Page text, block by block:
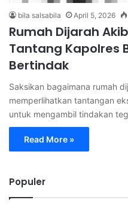
bila salsabila April 5, 2026
Rumah Dijarah
Tantang Kapolres
Bertindak
Saksikan bagaimana rumah
memperlihatkan tantangan
untuk mengambil tindakan
Read More »
Populer